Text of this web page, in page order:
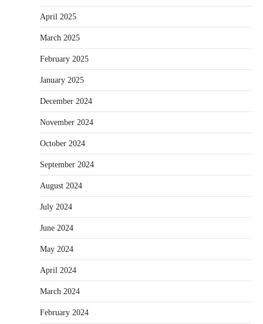
April 2025
March 2025
February 2025
January 2025
December 2024
November 2024
October 2024
September 2024
August 2024
July 2024
June 2024
May 2024
April 2024
March 2024
February 2024